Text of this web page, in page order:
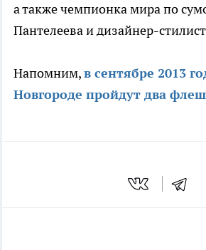
а также чемпионка мира по
Пантелеева и дизайнер-
Напомним,в сентябре 2013
Новгороде пройдут два